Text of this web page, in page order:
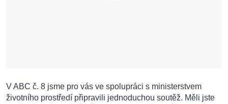
V ABC č. 8 jsme pro vás ve spolupráci s ministerstvem
životního prostředí připravili jednoduchou soutěž. Měli jste